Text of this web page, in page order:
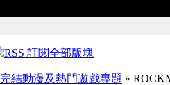
完結動漫及熱門遊戲專題 »